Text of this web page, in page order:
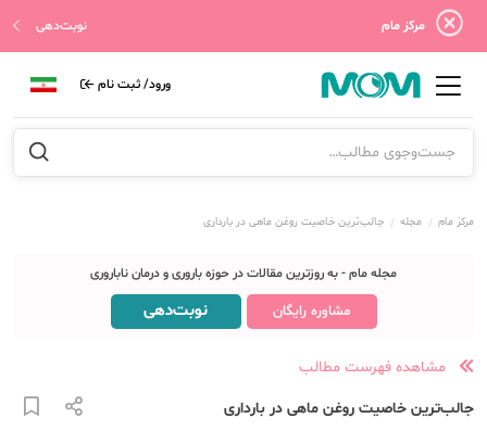
مرکز مام نوبت‌دهی
ورود/ ثبت نام
مرکز مام مجله جالب‌ترین خاصیت روغن ماهی در بارداری
مجله مام - به روزترین مقالات در حوزه باروری و درمان ناباروری
مشاوره رایگان نوبت‌دهی
مشاهده فهرست مطالب
جالب‌ترین خاصیت روغن ماهی در بارداری